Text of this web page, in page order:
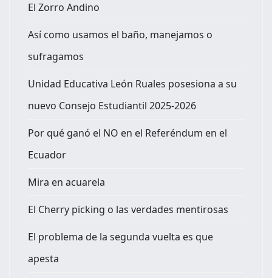
El Zorro Andino
Así como usamos el baño, manejamos o
sufragamos
Unidad Educativa León Ruales posesiona a su
nuevo Consejo Estudiantil 2025-2026
Por qué ganó el NO en el Referéndum en el
Ecuador
Mira en acuarela
El Cherry picking o las verdades mentirosas
El problema de la segunda vuelta es que
apesta